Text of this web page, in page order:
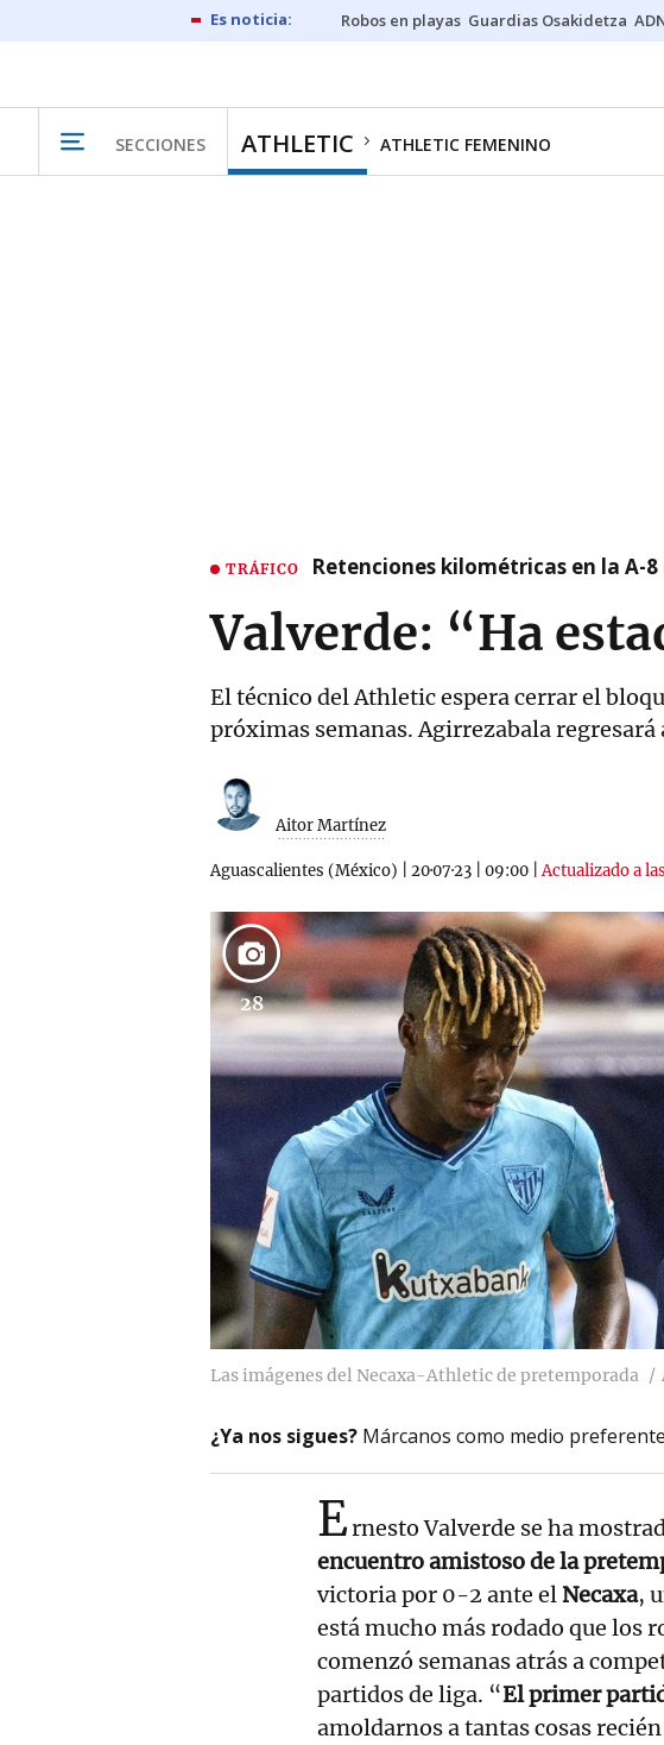
Robos en playas Guardias Osakidetza
SECCIONES ATHLETIC ATHLETIC FEMENINO
TRÁFICO Retenciones kilométricas en la A-
Valverde: “Ha
El técnico del Athletic espera cerrar el
próximas semanas. Agirrezabala regresará
Aitor Martínez
Aguascalientes (México) 20·07·23 09:00 |Actualizado a
28
Las imágenes del Necaxa-Athletic de pretemporada
¿Ya nos sigues? Márcanos como medio preferente
Ernesto Valverde se ha
encuentro amistoso de la
victoria por 0-2 ante el Necaxa,
está mucho más rodado que los
comenzó semanas atrás a
partidos de liga. “El primer
amoldarnos a tantas cosas